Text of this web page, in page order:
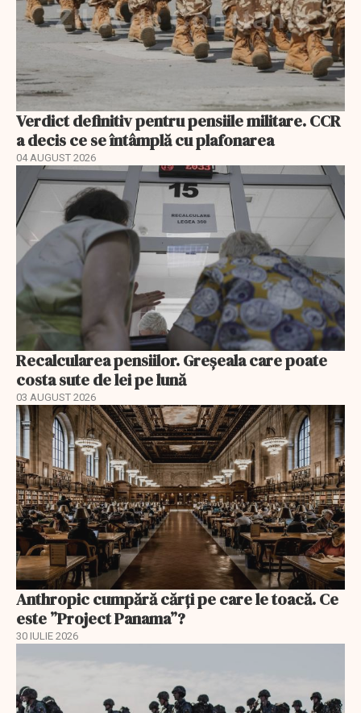
Verdict definitiv pentru pensiile militare. CCR
a decis ce se întâmplă cu plafonarea
04 AUGUST 2026
Recalcularea pensiilor. Greșeala care poate
costa sute de lei pe lună
03 AUGUST 2026
Anthropic cumpără cărți pe care le toacă. Ce
este ”Project Panama”?
30 IULIE 2026